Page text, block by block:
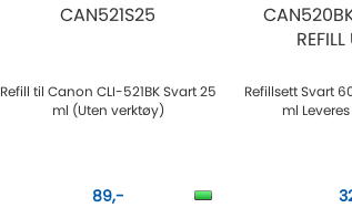
CAN521S25
Refill til Canon CLI-521BK Svart 25
ml (Uten verktøy)
89,-
Refillsett Svart
ml